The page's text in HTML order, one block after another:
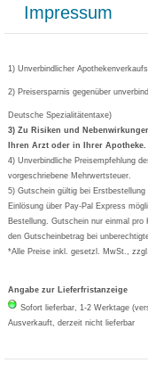
AGB
Cookie-Einstellungen
Vertrag widerrufen
Versandkosten
Bestellschein ausfüllen
Newsletteranmeldung
Gutschein und Rabatte
Kundenbewertung
Grippostad
Bepanthen
Formoline
Wick
Eucerin
Basica
Impressum
1) Unverbindlicher
2) Preisersparnis gegenüber
Deutsche Spezialitätentaxe)
3) Zu Risiken und
Ihren Arzt oder in Ihrer Apotheke.
4) Unverbindliche Preisempfehlung
vorgeschriebene Mehrwertsteuer.
5) Gutschein gültig bei
Einlösung über Pay-Pal Express
Bestellung. Gutschein nur einmal
den Gutscheinbetrag bei
*Alle Preise inkl. gesetzl. MwSt.,
Angabe zur Lieferfristanzeige
Sofort lieferbar, 1-2 Werktage
Ausverkauft, derzeit nicht lieferbar